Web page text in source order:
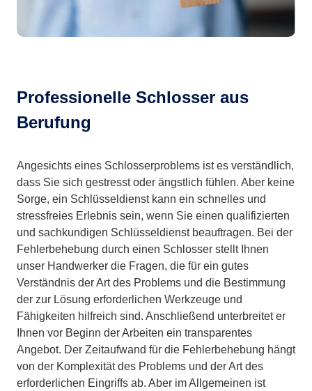
Professionelle Schlosser aus
Berufung
Angesichts eines Schlosserproblems ist es verständlich,
dass Sie sich gestresst oder ängstlich fühlen. Aber keine
Sorge, ein Schlüsseldienst kann ein schnelles und
stressfreies Erlebnis sein, wenn Sie einen qualifizierten
und sachkundigen Schlüsseldienst beauftragen. Bei der
Fehlerbehebung durch einen Schlosser stellt Ihnen
unser Handwerker die Fragen, die für ein gutes
Verständnis der Art des Problems und die Bestimmung
der zur Lösung erforderlichen Werkzeuge und
Fähigkeiten hilfreich sind. Anschließend unterbreitet er
Ihnen vor Beginn der Arbeiten ein transparentes
Angebot. Der Zeitaufwand für die Fehlerbehebung hängt
von der Komplexität des Problems und der Art des
erforderlichen Eingriffs ab. Aber im Allgemeinen ist